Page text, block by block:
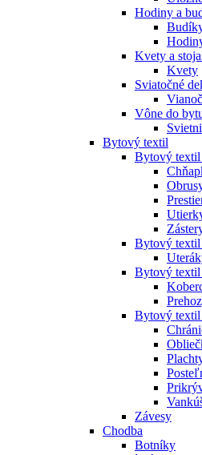
Hodiny a
Kvety a
Kvety
Sviatočné
Vône do
Bytový textil
Bytový textil
Bytový
Bytový textil
Bytový textil
Závesy
Chodba
Botníky